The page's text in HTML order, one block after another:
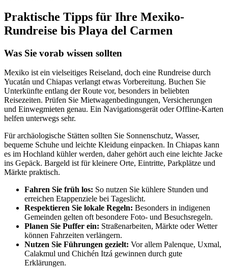
Praktische Tipps für Ihre Mexiko-
Rundreise bis Playa del Carmen
Was Sie vorab wissen sollten
Mexiko ist ein vielseitiges Reiseland, doch eine Rundreise durch
Yucatán und Chiapas verlangt etwas Vorbereitung. Buchen Sie
Unterkünfte entlang der Route vor, besonders in beliebten
Reisezeiten. Prüfen Sie Mietwagenbedingungen, Versicherungen
und Einwegmieten genau. Ein Navigationsgerät oder Offline-Karten
helfen unterwegs sehr.
Für archäologische Stätten sollten Sie Sonnenschutz, Wasser,
bequeme Schuhe und leichte Kleidung einpacken. In Chiapas kann
es im Hochland kühler werden, daher gehört auch eine leichte Jacke
ins Gepäck. Bargeld ist für kleinere Orte, Eintritte, Parkplätze und
Märkte praktisch.
Fahren Sie früh los: So nutzen Sie kühlere Stunden und
erreichen Etappenziele bei Tageslicht.
Respektieren Sie lokale Regeln: Besonders in indigenen
Gemeinden gelten oft besondere Foto- und Besuchsregeln.
Planen Sie Puffer ein: Straßenarbeiten, Märkte oder Wetter
können Fahrzeiten verlängern.
Nutzen Sie Führungen gezielt: Vor allem Palenque, Uxmal,
Calakmul und Chichén Itzá gewinnen durch gute
Erklärungen.